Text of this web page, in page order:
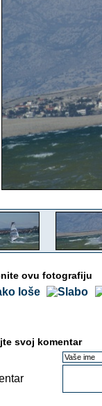
ovu fotografiju
svoj komentar